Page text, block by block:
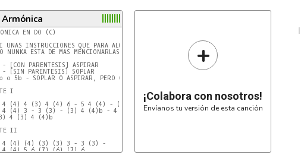
D
mas te amaria
alejarme de vos
ese día
Armónica
EN DO (C)
UNAS INSTRUCCIONES QUE PARA ALGUNOS SON OBVIAS
NUNKA ESTA DE MAS MENCIONARLAS
[CON PARENTESIS] ASPIRAR
[SIN PARENTESIS] SOPLAR
o 5b - SOPLAR O ASPIRAR, PERO CON BEDING
I
4 (4) 4 (3) 4 (4) 6 - 5 4 (4) - (3) 4 (4) 6 -
4 (4) 3 - 3 (3) - (3) 4 (4)b - 4 (4) (3) -
4 (3) 4 (4)b
II
4 (4) (4) (3) (3) 3 - 3 (3) -
4 (4) 5 6 (7) (6) (7) 6
+
¡Colabora con nosotros!
Envíanos tu versión de esta canción